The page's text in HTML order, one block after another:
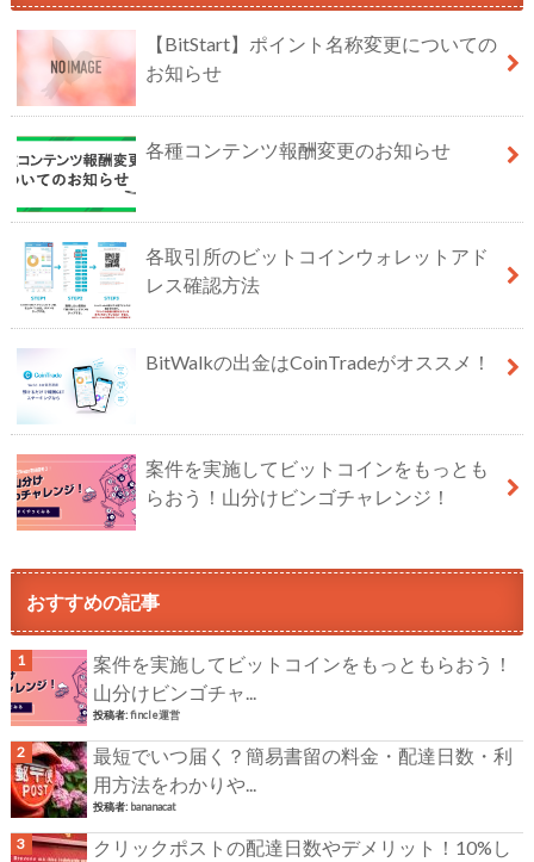
【BitStart】ポイント名称変更についての
お知らせ
各種コンテンツ報酬変更のお知らせ
各取引所のビットコインウォレットアド
レス確認方法
BitWalkの出金はCoinTradeがオススメ！
案件を実施してビットコインをもっとも
らおう！山分けビンゴチャレンジ！
おすすめの記事
案件を実施してビットコインをもっともらおう！
山分けビンゴチャ...
投稿者:fincle運営
最短でいつ届く？簡易書留の料金・配達日数・利
用方法をわかりや...
投稿者: bananacat
クリックポストの配達日数やデメリット！10%し